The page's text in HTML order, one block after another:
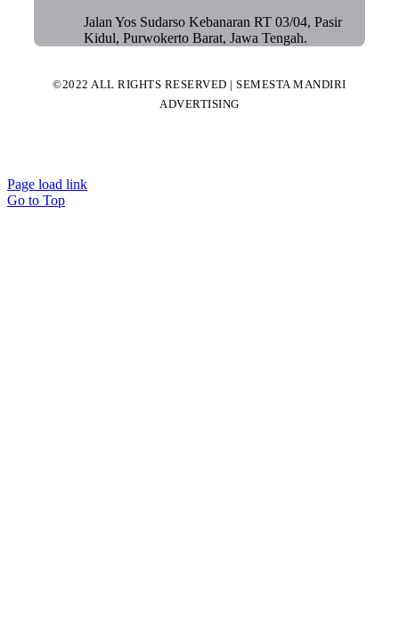
Jalan Yos Sudarso Kebanaran RT 03/04, Pasir
Kidul, Purwokerto Barat, Jawa Tengah.
©2022 ALL RIGHTS RESERVED | SEMESTA MANDIRI
ADVERTISING
Page load link
Go to Top